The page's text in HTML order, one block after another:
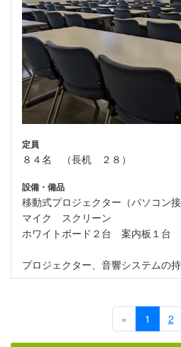
定員
８４名 （長机 ２８）
設備・備品
移動式プロジェクター（パソコン接
マイク スクリーン
ホワイトボード２台 案内板１台
プロジェクター、音響システムの
«
1 2